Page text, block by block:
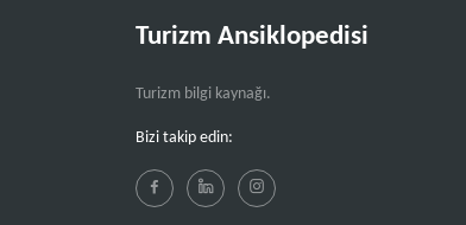
Turizm Ansiklopedisi
Turizm bilgi kaynağı.
Bizi takip edin: